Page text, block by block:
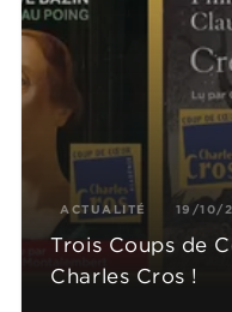
ACTUALITÉ 19/10/
Trois Coups de
Charles Cros !